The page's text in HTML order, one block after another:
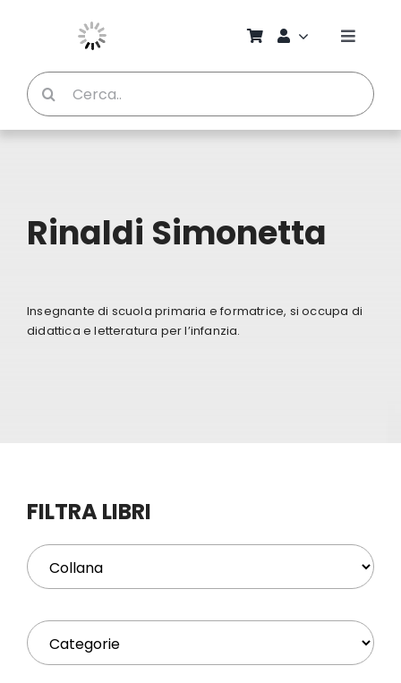
Toggle
Chi
Profilo
Cerca
per:
Rinaldi Simonetta
Insegnante di scuola primaria e formatrice, si occupa di
didattica e letteratura per l’infanzia.
FILTRA LIBRI